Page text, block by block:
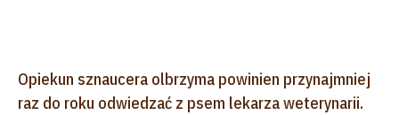
Opiekun sznaucera olbrzyma powinien przynajmniej
raz do roku odwiedzać z psem lekarza weterynarii.